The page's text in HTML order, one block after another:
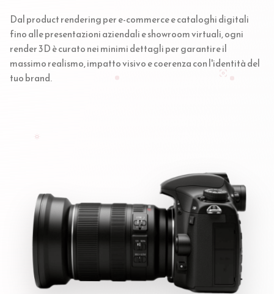
Dal product rendering per e-commerce e cataloghi digitali
fino alle presentazioni aziendali e showroom virtuali, ogni
render 3D è curato nei minimi dettagli per garantire il
massimo realismo, impatto visivo e coerenza con l'identità del
tuo brand.